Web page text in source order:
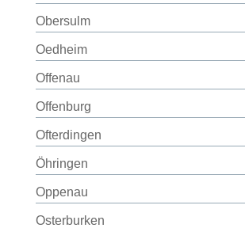
Obersulm
Oedheim
Offenau
Offenburg
Ofterdingen
Öhringen
Oppenau
Osterburken